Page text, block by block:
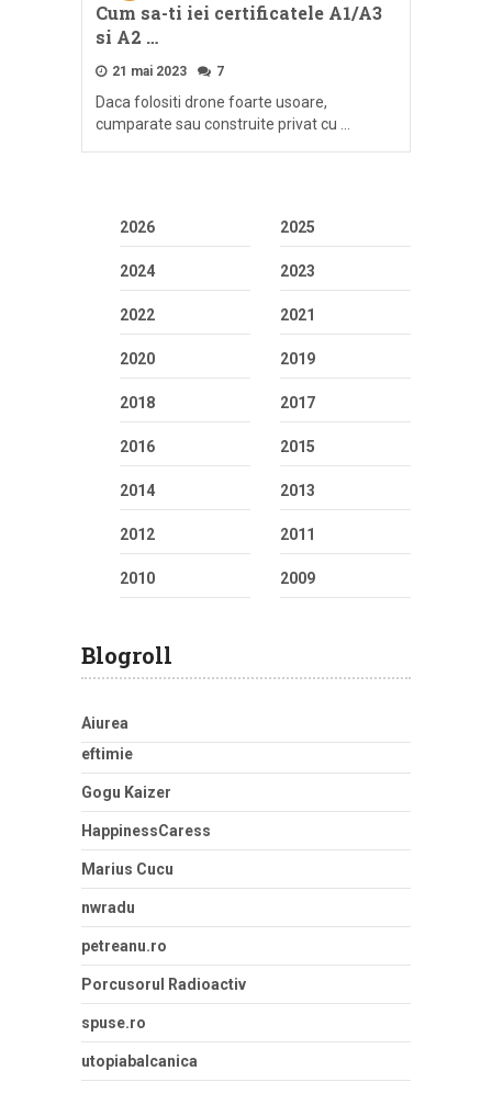
Cum sa-ti iei certificatele A1/A3
si A2 …
21 mai 2023 7
Daca folositi drone foarte usoare,
cumparate sau construite privat cu …
2026 2025
2024 2023
2022 2021
2020 2019
2018 2017
2016 2015
2014 2013
2012 2011
2010 2009
Blogroll
Aiurea
eftimie
Gogu Kaizer
HappinessCaress
Marius Cucu
nwradu
petreanu.ro
Porcusorul Radioactiv
spuse.ro
utopiabalcanica